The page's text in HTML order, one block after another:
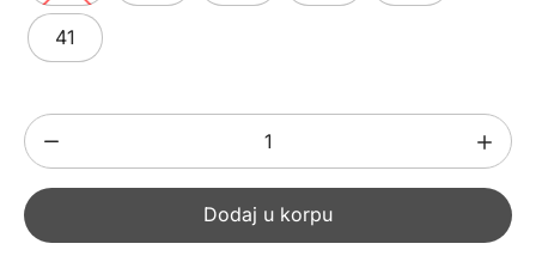
41
Ženske
kožne
cipele
841113
Dodaj u korpu